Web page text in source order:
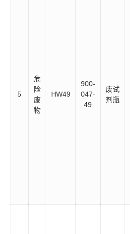
5
危
险
废
物
HW49
900-
047-
49
废试
剂瓶